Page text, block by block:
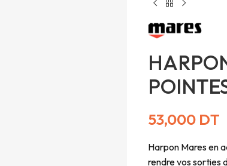
53,000 DT
Harpon Mares en
rendre vos sorties